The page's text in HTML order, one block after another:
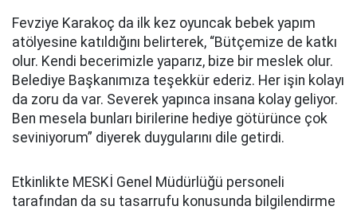
Fevziye Karakoç da ilk kez oyuncak bebek yapım
atölyesine katıldığını belirterek, “Bütçemize de katkı
olur. Kendi becerimizle yaparız, bize bir meslek olur.
Belediye Başkanımıza teşekkür ederiz. Her işin kolayı
da zoru da var. Severek yapınca insana kolay geliyor.
Ben mesela bunları birilerine hediye götürünce çok
seviniyorum” diyerek duygularını dile getirdi.
Etkinlikte MESKİ Genel Müdürlüğü personeli
tarafından da su tasarrufu konusunda bilgilendirme